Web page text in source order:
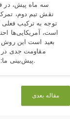
سه ماه پیش، در
نقش تیم دوم،
توجه به ترکیب
است، آمریکایی‌ها
بعید است این روش
مقاومت جدی در
پیش‌بینی ما: پیروزی کانادا و مجموع کمتر از 5.5 گل با ضریب 3.1.
مقاله بعدی